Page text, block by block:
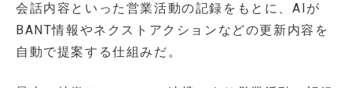
会話内容といった営業活動の記録をもとに、AIが
BANT情報やネクストアクションなどの更新内容を
自動で提案する仕組みだ。